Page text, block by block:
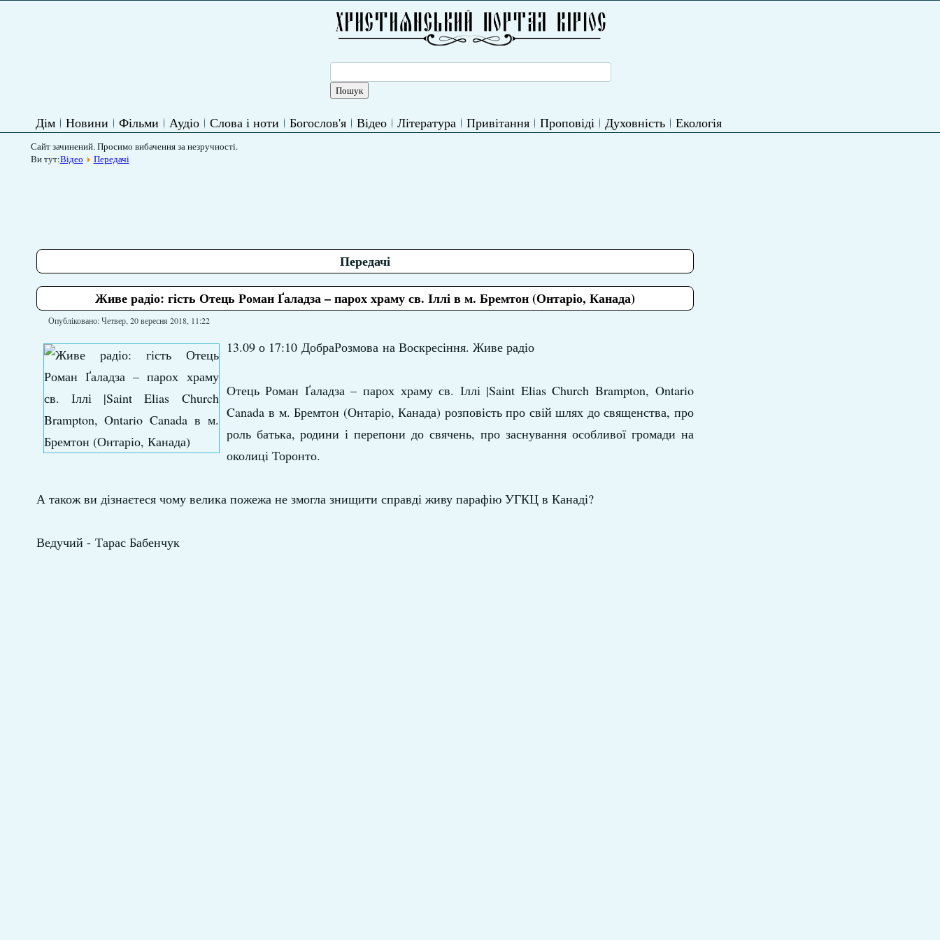
Дім Новини Фільми Аудіо Слова і ноти Богослов'я Відео Література Привітання Проповіді Духовність Екологія
Сайт зачинений. Просимо вибачення за незручності.
Ви тут:Відео Передачі
Передачі
Живе радіо: гість Отець Роман Ґаладза – парох храму св. Іллі в м. Бремтон (Онтаріо, Канада)
Опубліковано: Четвер, 20 вересня 2018, 11:22
13.09 о 17:10 ДобраРозмова на Воскресіння. Живе радіо
Отець Роман Ґаладза – парох храму св. Іллі |Saint Elias Church Brampton, Ontario
Canada в м. Бремтон (Онтаріо, Канада) розповість про свій шлях до священства, про
роль батька, родини і перепони до свячень, про заснування особливої громади на
околиці Торонто.
А також ви дізнаєтеся чому велика пожежа не змогла знищити справді живу парафію УГКЦ в Канаді?
Ведучий - Тарас Бабенчук